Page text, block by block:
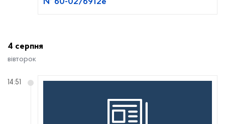
№ 60-02/6912е
4 серпня
вівторок
14:51